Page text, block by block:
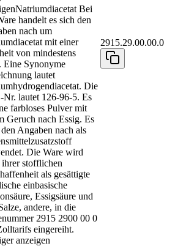
Natriumdiacetat Bei
handelt es sich den
nach um
mit einer
von mindestens
Eine Synonyme
lautet
Die
Nr. lautet 126-96-5. Es
farbloses Pulver mit
Geruch nach Essig. Es
Angaben nach als
Die Ware wird
ihrer stofflichen
als gesättigte
einbasische
Essigsäure und
andere, in die
2915 2900 00 0
eingereiht.
anzeigen
2915.29.00.00.0